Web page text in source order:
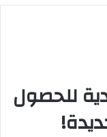
للحصول